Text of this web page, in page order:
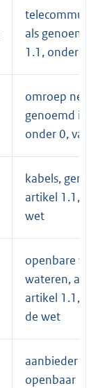
als genoemd
1.1, onder g,
omroep
genoemd in
onder 0, van
kabels,
artikel 1.1,
wet
openbare
wateren, als
artikel 1.1,
de wet
aanbieder
openbaar